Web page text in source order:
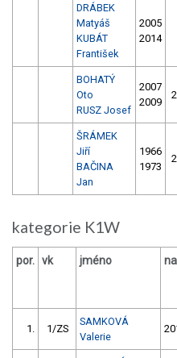
DRÁBEK
Matyáš
KUBÁT
František
2005
2014
BOHATÝ
Oto
RUSZ Josef
2007
2009
2
ŠRÁMEK
Jiří
BAČINA
Jan
1966
1973
2
kategorie K1W
por. vk jméno
1. 1/ZS
SAMKOVÁ
Valerie